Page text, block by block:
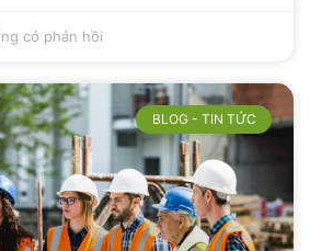
có phản hồi
BLOG - TIN TỨC